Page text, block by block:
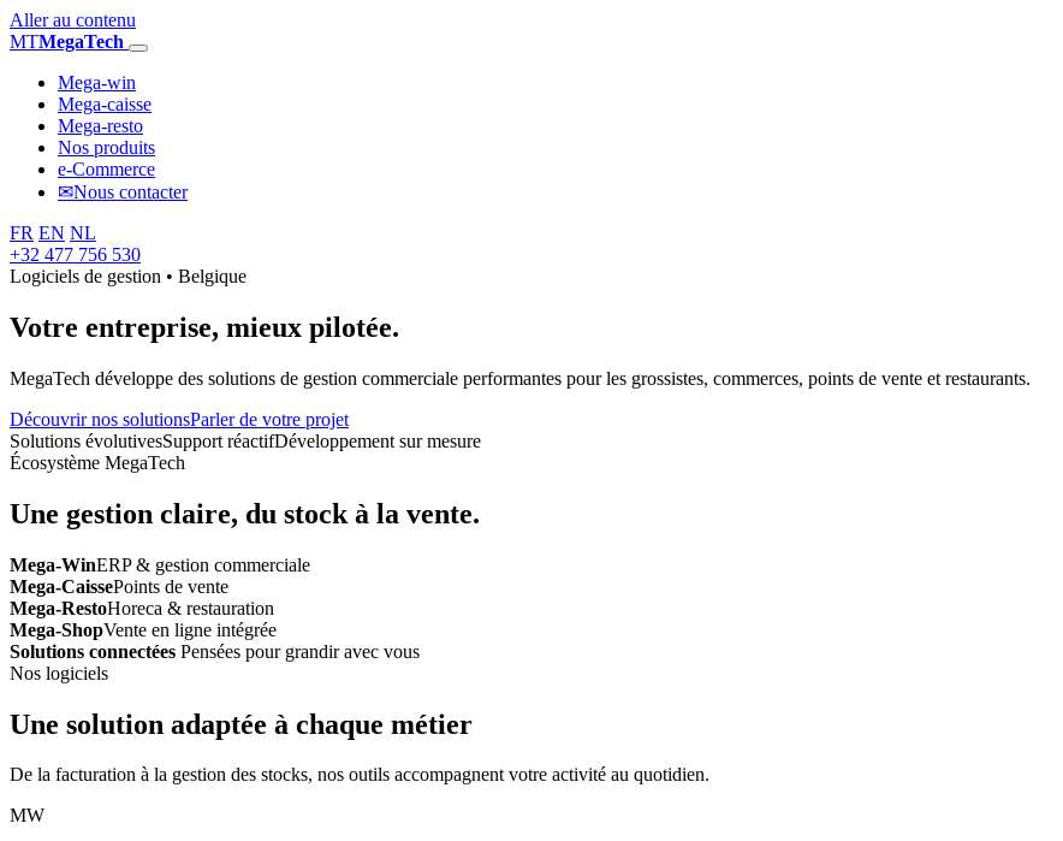
Aller au contenu
MTMegaTech
Mega-win
Mega-caisse
Mega-resto
Nos produits
e-Commerce
✉Nous contacter
FR EN NL
+32 477 756 530
Logiciels de gestion • Belgique
Votre entreprise, mieux pilotée.
MegaTech développe des solutions de gestion commerciale performantes pour les grossistes, commerces, points de vente et restaurants.
Découvrir nos solutionsParler de votre projet
Solutions évolutivesSupport réactifDéveloppement sur mesure
Écosystème MegaTech
Une gestion claire, du stock à la vente.
Mega-WinERP & gestion commerciale
Mega-CaissePoints de vente
Mega-RestoHoreca & restauration
Mega-ShopVente en ligne intégrée
Solutions connectées Pensées pour grandir avec vous
Nos logiciels
Une solution adaptée à chaque métier
De la facturation à la gestion des stocks, nos outils accompagnent votre activité au quotidien.
MW